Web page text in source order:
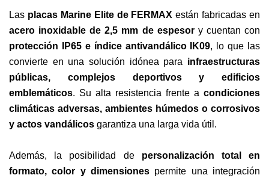
Las placas Marine Elite de FERMAX están fabricadas en
acero inoxidable de 2,5 mm de espesory cuentan con
protección IP65 e índice antivandálico IK09, lo que las
convierte en una solución idónea para infraestructuras
públicas, complejos deportivos y edificios
emblemáticos. Su alta resistencia frente a condiciones
climáticas adversas, ambientes húmedos o corrosivos
y actos vandálicos garantiza una larga vida útil.
Además, la posibilidad de personalización total en
formato, color y dimensiones permite una integración